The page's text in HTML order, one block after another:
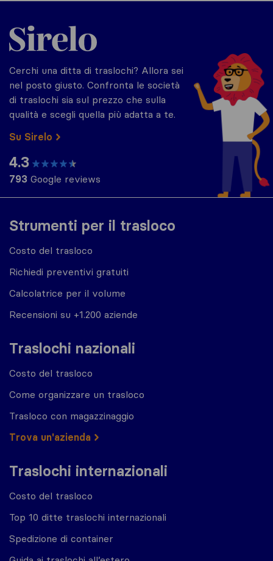
Strumenti per il trasloco
Costo del trasloco
Richiedi preventivi gratuiti
Calcolatrice per il volume
Recensioni su +1.200 aziende
Traslochi nazionali
Costo del trasloco
Come organizzare un trasloco
Trasloco con magazzinaggio
Trova un'azienda
Traslochi internazionali
Costo del trasloco
Top 10 ditte traslochi internazionali
Spedizione di container
Sirelo.it
Cerchi una ditta di traslochi? Allora sei
nel posto giusto. Confronta le società
di traslochi sia sul prezzo che sulla
qualità e scegli quella più adatta a te.
Su Sirelo
4.3
793 Google reviews